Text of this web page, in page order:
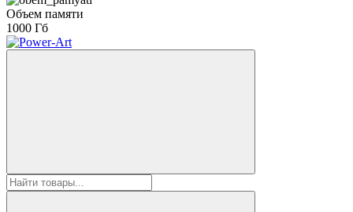
Объем памяти
1000 Гб